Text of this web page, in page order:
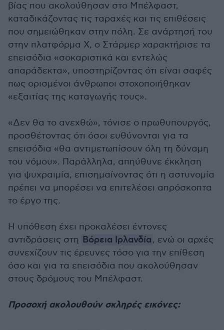
βίας που ακολούθησαν στο Μπέλφαστ,
καταδικάζοντας τις ταραχές και τις επιθέσεις
που σημειώθηκαν στην πόλη. Σε ανάρτησή του
στην πλατφόρμα Χ, ο Στάρμερ χαρακτήρισε τα
επεισόδια «σοκαριστικά και εντελώς
απαράδεκτα», υποστηρίζοντας ότι είναι σαφές
πως ορισμένοι άνθρωποι στοχοποιήθηκαν
«εξαιτίας της καταγωγής τους».
«Δεν θα το ανεχθώ», τόνισε ο πρωθυπουργός,
προσθέτοντας ότι όσοι ευθύνονται για τα
επεισόδια «θα αντιμετωπίσουν όλη τη δύναμη
του νόμου». Παράλληλα, απηύθυνε έκκληση
για ψυχραιμία, επισημαίνοντας ότι η αστυνομία
πρέπει να μπορέσει να επιτελέσει απρόσκοπτα
το έργο της.
Η υπόθεση έχει προκαλέσει έντονες
αντιδράσεις στη Βόρεια Ιρλανδία, ενώ οι αρχές
συνεχίζουν τις έρευνες τόσο για την επίθεση
όσο και για τα επεισόδια που ακολούθησαν
στους δρόμους του Μπέλφαστ.
Προσοχή ακολουθούν σκληρές εικόνες: